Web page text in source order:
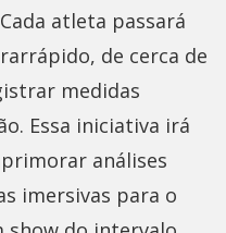
atleta passará
de cerca de
medidas
Essa iniciativa irá
análises
imersivas para o